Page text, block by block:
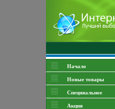
Начало
Новые товары
Специяальное
Акция